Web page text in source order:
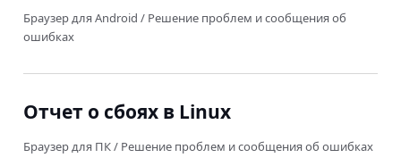
Браузер для Android / Решение проблем и сообщения об
ошибках
Отчет о сбоях в Linux
Браузер для ПК/ Решение проблем и сообщения об ошибках